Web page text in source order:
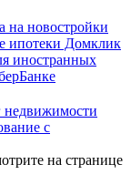
на новостройки
ипотеки Домклик
иностранных
недвижимости
с
на странице